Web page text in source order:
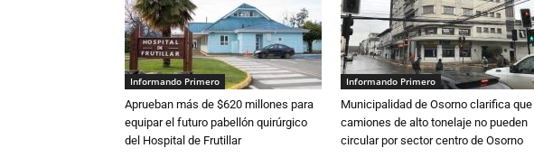
Informando Primero
Aprueban más de $620 millones para
equipar el futuro pabellón quirúrgico
del Hospital de Frutillar
Informando Primero
Municipalidad de Osorno clarifica que
camiones de alto tonelaje no pueden
circular por sector centro de Osorno